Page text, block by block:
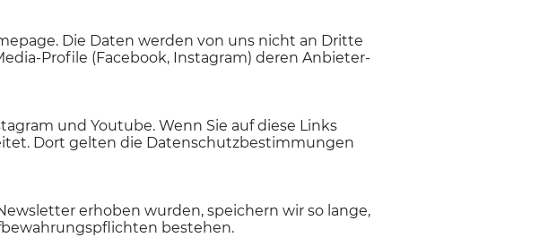
Die Daten werden von uns nicht an Dritte
Profile (Facebook, Instagram) deren Anbieter-
und Youtube. Wenn Sie auf diese Links
Dort gelten die Datenschutzbestimmungen
erhoben wurden, speichern wir so lange,
bestehen.